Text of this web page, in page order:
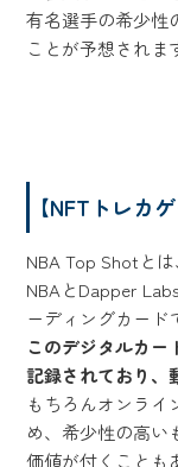
有名選手の希少性
ことが予想されま
【NFTトレカ
NBA Top Shotと
NBAとDapper
ーディングカード
このデジタルカー
記録されており、
もちろんオンラ
め、希少性の高い
価値が付くことも